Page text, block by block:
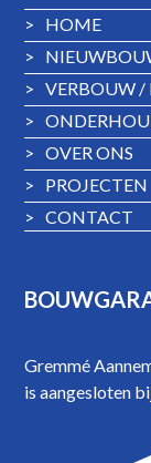
>
HOME
>
> VERBOUW /
>
> OVER ONS
>
PROJECTEN
> CONTACT
Gremmé
is aangesloten